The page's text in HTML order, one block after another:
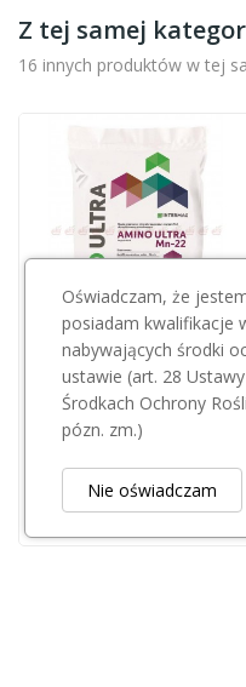
Z tej samej
16 innych produktów w tej
Przepraszamy, ten produkt
jest niedostępny.
39,00 zł
Oświadczam, że
posiadam kwalifikacje
nabywających środki
ustawie (art. 28
Środkach Ochrony
pózn. zm.)
Nie oświadczam